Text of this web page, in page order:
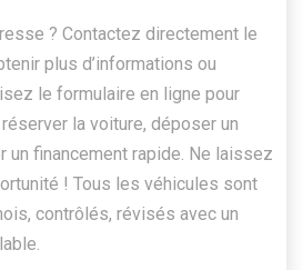
? Contactez directement le
plus d’informations ou
le formulaire en ligne pour
la voiture, déposer un
un financement rapide. Ne laissez
! Tous les véhicules sont
contrôlés, révisés avec un